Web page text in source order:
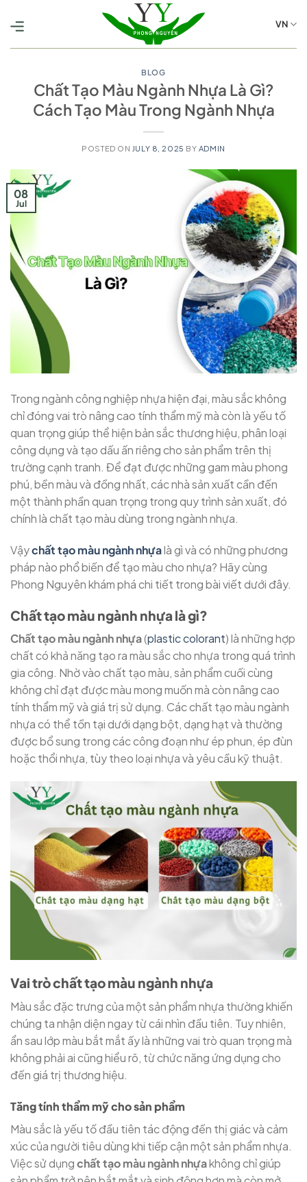
to
VN
BLOG
Chất Tạo Màu Ngành Nhựa Là Gì?
Cách Tạo Màu Trong Ngành Nhựa
POSTED ON JULY 8, 2025 BY ADMIN
08
Jul
Trong ngành công nghiệp nhựa hiện đại, màu sắc không
chỉ đóng vai trò nâng cao tính thẩm mỹ mà còn là yếu tố
quan trọng giúp thể hiện bản sắc thương hiệu, phân loại
công dụng và tạo dấu ấn riêng cho sản phẩm trên thị
trường cạnh tranh. Để đạt được những gam màu phong
phú, bền màu và đồng nhất, các nhà sản xuất cần đến
một thành phần quan trọng trong quy trình sản xuất, đó
chính là chất tạo màu dùng trong ngành nhựa.
Vậychất tạo màu ngành nhựalà gì và có những phương
pháp nào phổ biến để tạo màu cho nhựa? Hãy cùng
Phong Nguyên khám phá chi tiết trong bài viết dưới đây.
Chất tạo màu ngành nhựa là gì?
Chất tạo màu ngành nhựa(plastic colorant) là những hợp
chất có khả năng tạo ra màu sắc cho nhựa trong quá trình
gia công. Nhờ vào chất tạo màu, sản phẩm cuối cùng
không chỉ đạt được màu mong muốn mà còn nâng cao
tính thẩm mỹ và giá trị sử dụng. Các chất tạo màu ngành
nhựa có thể tồn tại dưới dạng bột, dạng hạt và thường
được bổ sung trong các công đoạn như ép phun, ép đùn
hoặc thổi nhựa, tùy theo loại nhựa và yêu cầu kỹ thuật.
Vai trò chất tạo màu ngành nhựa
Màu sắc đặc trưng của một sản phẩm nhựa thường khiến
chúng ta nhận diện ngay từ cái nhìn đầu tiên. Tuy nhiên,
ẩn sau lớp màu bắt mắt ấy là những vai trò quan trọng mà
không phải ai cũng hiểu rõ, từ chức năng ứng dụng cho
đến giá trị thương hiệu.
Tăng tính thẩm mỹ cho sản phẩm
Màu sắc là yếu tố đầu tiên tác động đến thị giác và cảm
xúc của người tiêu dùng khi tiếp cận một sản phẩm nhựa.
Việc sử dụngchất tạo màu ngành nhựakhông chỉ giúp